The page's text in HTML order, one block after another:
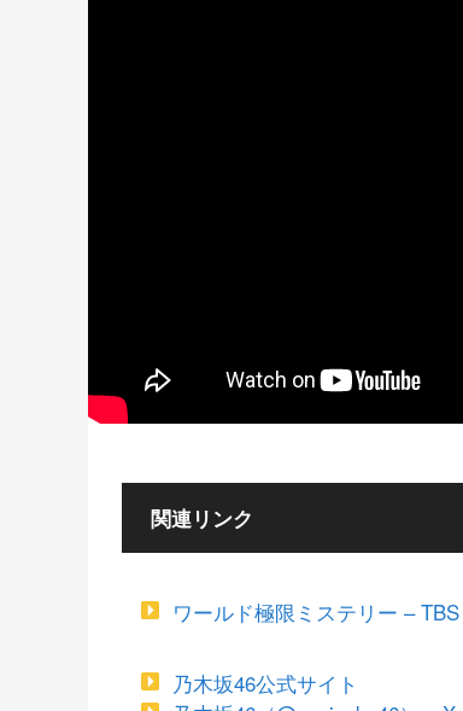
関連リンク
ワールド極限ミステリー – TBS
乃木坂46公式サイト